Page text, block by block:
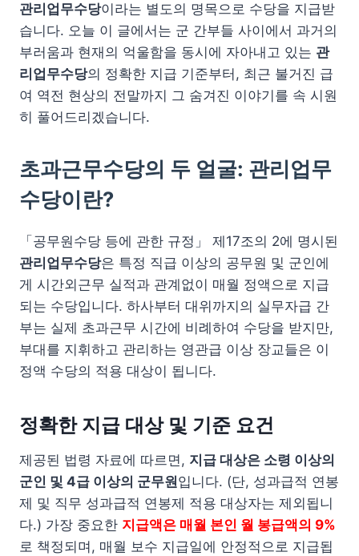
관리업무수당이라는 별도의 명목으로 수당을 지급받
습니다. 오늘 이 글에서는 군 간부들 사이에서 과거의
부러움과 현재의 억울함을 동시에 자아내고 있는 관
리업무수당의 정확한 지급 기준부터, 최근 불거진 급
여 역전 현상의 전말까지 그 숨겨진 이야기를 속 시원
히 풀어드리겠습니다.
초과근무수당의 두 얼굴: 관리업무
수당이란?
「공무원수당 등에 관한 규정」 제17조의 2에 명시된
관리업무수당은 특정 직급 이상의 공무원 및 군인에
게 시간외근무 실적과 관계없이 매월 정액으로 지급
되는 수당입니다. 하사부터 대위까지의 실무자급 간
부는 실제 초과근무 시간에 비례하여 수당을 받지만,
부대를 지휘하고 관리하는 영관급 이상 장교들은 이
정액 수당의 적용 대상이 됩니다.
정확한 지급 대상 및 기준 요건
제공된 법령 자료에 따르면, 지급 대상은 소령 이상의
군인 및 4급 이상의 군무원입니다. (단, 성과급적 연봉
제 및 직무 성과급적 연봉제 적용 대상자는 제외됩니
다.) 가장 중요한 지급액은 매월 본인 월 봉급액의 9%
로 책정되며, 매월 보수 지급일에 안정적으로 지급됩